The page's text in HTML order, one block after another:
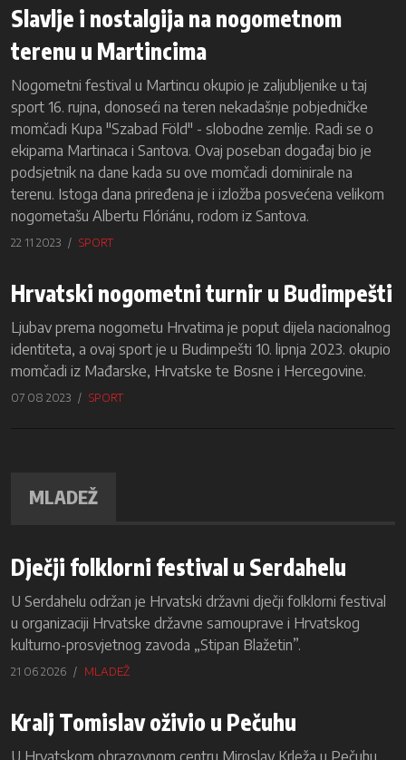
Slavlje i nostalgija na nogometnom
terenu u Martincima
Nogometni festival u Martincu okupio je zaljubljenike u taj
sport 16. rujna, donoseći na teren nekadašnje pobjedničke
momčadi Kupa "Szabad Föld" - slobodne zemlje. Radi se o
ekipama Martinaca i Santova. Ovaj poseban događaj bio je
podsjetnik na dane kada su ove momčadi dominirale na
terenu. Istoga dana priređena je i izložba posvećena velikom
nogometašu Albertu Flóriánu, rodom iz Santova.
22 11 2023 SPORT
Hrvatski nogometni turnir u Budimpešti
Ljubav prema nogometu Hrvatima je poput dijela nacionalnog
identiteta, a ovaj sport je u Budimpešti 10. lipnja 2023. okupio
momčadi iz Mađarske, Hrvatske te Bosne i Hercegovine.
07 08 2023 SPORT
MLADEŽ
Dječji folklorni festival u Serdahelu
U Serdahelu održan je Hrvatski državni dječji folklorni festival
u organizaciji Hrvatske državne samouprave i Hrvatskog
kulturno-prosvjetnog zavoda „Stipan Blažetin”.
21 06 2026 MLADEŽ
Kralj Tomislav oživio u Pečuhu
U Hrvatskom obrazovnom centru Miroslav Krleža u Pečuhu